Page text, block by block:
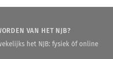
VAN HET NJB?
het NJB: fysiek óf online